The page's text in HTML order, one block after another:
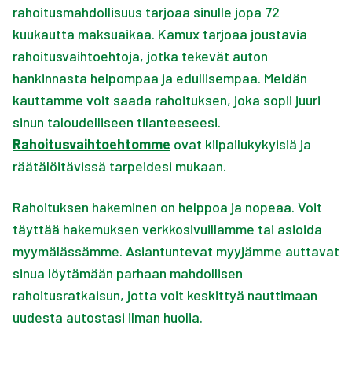
rahoitusmahdollisuus tarjoaa sinulle jopa 72
kuukautta maksuaikaa. Kamux tarjoaa joustavia
rahoitusvaihtoehtoja, jotka tekevät auton
hankinnasta helpompaa ja edullisempaa. Meidän
kauttamme voit saada rahoituksen, joka sopii juuri
sinun taloudelliseen tilanteeseesi.
Rahoitusvaihtoehtomme ovat kilpailukykyisiä ja
räätälöitävissä tarpeidesi mukaan.
Rahoituksen hakeminen on helppoa ja nopeaa. Voit
täyttää hakemuksen verkkosivuillamme tai asioida
myymälässämme. Asiantuntevat myyjämme auttavat
sinua löytämään parhaan mahdollisen
rahoitusratkaisun, jotta voit keskittyä nauttimaan
uudesta autostasi ilman huolia.